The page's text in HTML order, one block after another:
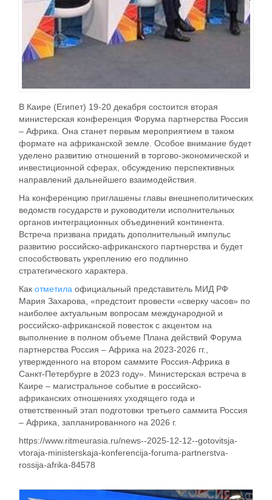
В Каире (Египет) 19-20 декабря состоится вторая
министерская конференция Форума партнерства Россия
– Африка. Она станет первым мероприятием в таком
формате на африканской земле. Особое внимание будет
уделено развитию отношений в торгово-экономической и
инвестиционной сферах, обсуждению перспективных
направлений дальнейшего взаимодействия.
На конференцию приглашены главы внешнеполитических
ведомств государств и руководители исполнительных
органов интеграционных объединений континента.
Встреча призвана придать дополнительный импульс
развитию российско-африканского партнерства и будет
способствовать укреплению его подлинно
стратегического характера.
Как отметила официальный представитель МИД РФ
Мария Захарова, «предстоит провести «сверку часов» по
наиболее актуальным вопросам международной и
российско-африканской повесток с акцентом на
выполнение в полном объеме Плана действий Форума
партнерства Россия – Африка на 2023-2026 гг.,
утвержденного на втором саммите Россия-Африка в
Санкт-Петербурге в 2023 году». Министерская встреча в
Каире – магистральное событие в российско-
африканских отношениях уходящего года и
ответственный этап подготовки третьего саммита Россия
– Африка, запланированного на 2026 г.
https://www.ritmeurasia.ru/news--2025-12-12--gotovitsja-
vtoraja-ministerskaja-konferencija-foruma-partnerstva-
rossija-afrika-84578